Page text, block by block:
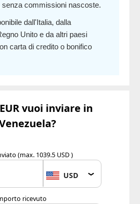
commissioni nascoste.
dall'Italia, dalla
Unito e da altri paesi
carta di credito o bonifico
vuoi inviare in
(max. 1039.5 USD )
USD
ricevuto